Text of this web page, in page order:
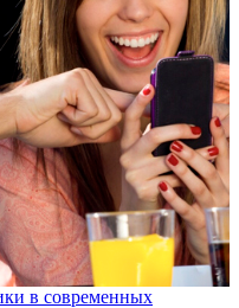
в современных